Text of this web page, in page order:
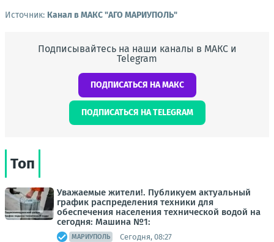
Источник: Канал в МАКС "АГО МАРИУПОЛЬ"
Подписывайтесь на наши каналы в МАКС и
Telegram
ПОДПИСАТЬСЯ НА МАКС
ПОДПИСАТЬСЯ НА TELEGRAM
Топ
Уважаемые жители!. Публикуем актуальный
график распределения техники для
обеспечения населения технической водой на
сегодня: Машина №1:
МАРИУПОЛЬ Сегодня, 08:27